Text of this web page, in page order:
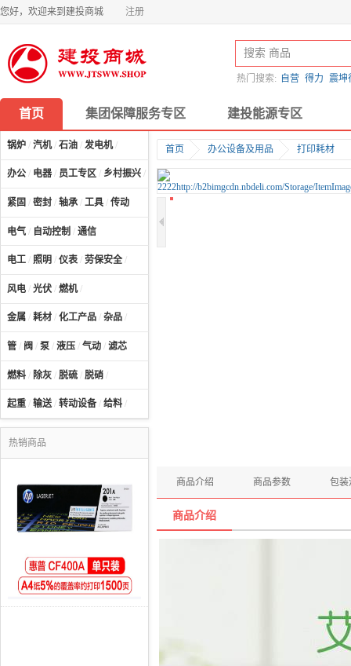
您好，欢迎来到建投商城 注册
热门搜索: 自营 得力 震坤
首页 集团保障服务专区 建投能源专区
锅炉 / 汽机/ 石油 / 发电机/
办公 / 电器 / 员工专区 / 乡村振兴 / 计算机及配件
紧固 / 密封 / 轴承 / 工具 / 传动
电气 / 自动控制 / 通信
电工 / 照明 / 仪表 / 劳保安全 /
风电 / 光伏 / 燃机/
金属 / 耗材 / 化工产品 / 杂品 /
管 / 阀 / 泵 / 液压 / 气动 / 滤芯
燃料 / 除灰 / 脱硫 / 脱硝 /
起重 / 输送/ 转动设备 / 给料 /
热销商品
首页 办公设备及用品 打印耗材
商品介绍 商品参数 包装
商品介绍